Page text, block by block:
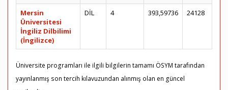
Mersin
Üniversitesi
İngiliz Dilbilimi
(İngilizce)
DİL 4 393,59736 24128
Üniversite programları ile ilgili bilgilerin tamamı ÖSYM tarafından
yayınlanmış son tercih kılavuzundan alınmış olan en güncel